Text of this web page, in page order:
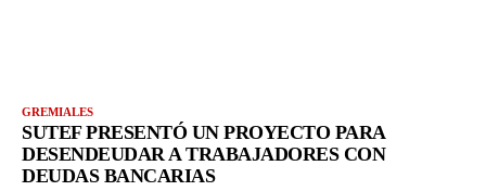
GREMIALES
SUTEF PRESENTÓ UN PROYECTO PARA
DESENDEUDAR A TRABAJADORES CON
DEUDAS BANCARIAS